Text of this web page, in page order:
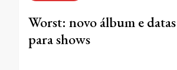
Worst: novo álbum e
para shows